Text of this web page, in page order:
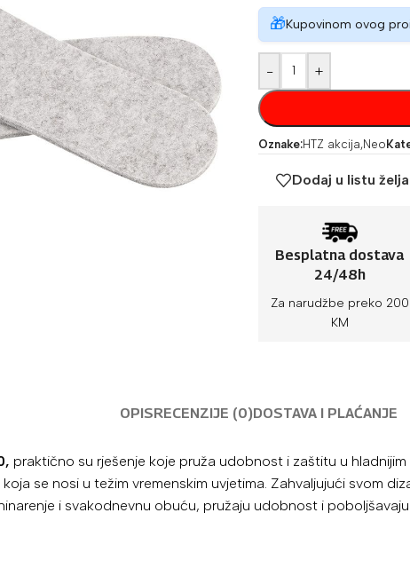
🎁Kupovinom ovog
- +
Oznake:HTZ akcija,Neo
Dodaj u listu želja
Besplatna dostava
24/48h
Za narudžbe preko 200
KM
OPISRECENZIJE (0)DOSTAVA I PLAĆANJE
praktično su rješenje koje pruža udobnost i zaštitu u
se nosi u težim vremenskim uvjetima. Zahvaljujući svom
i svakodnevnu obuću, pružaju udobnost i